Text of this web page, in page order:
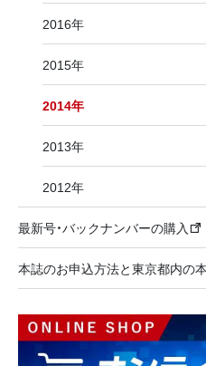
2016年
2015年
2014年
2013年
2012年
最新号・バックナンバーの購入
本誌のお申込方法と東京都内の